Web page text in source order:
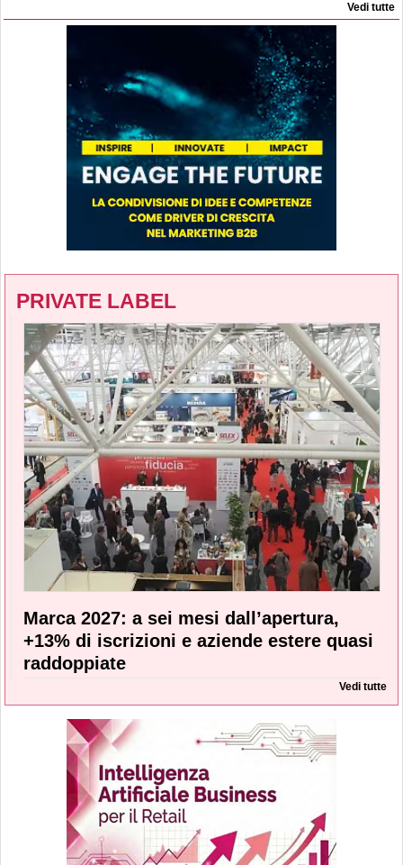
Vedi tutte
PRIVATE LABEL
Marca 2027: a sei mesi dall’apertura,
+13% di iscrizioni e aziende estere quasi
raddoppiate
Vedi tutte